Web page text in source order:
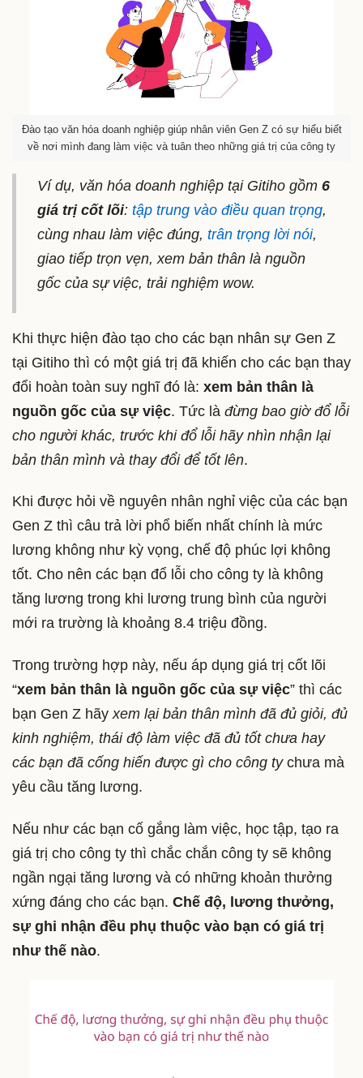
Đào tạo văn hóa doanh nghiệp giúp nhân viên Gen Z có sự hiểu biết
về nơi mình đang làm việc và tuân theo những giá trị của công ty
Ví dụ, văn hóa doanh nghiệp tại Gitiho gồm 6
giá trị cốt lõi: tập trung vào điều quan trọng,
cùng nhau làm việc đúng, trân trọng lời nói,
giao tiếp trọn vẹn, xem bản thân là nguồn
gốc của sự việc, trải nghiệm wow.
Khi thực hiện đào tạo cho các bạn nhân sự Gen Z
tại Gitiho thì có một giá trị đã khiến cho các bạn thay
đổi hoàn toàn suy nghĩ đó là: xem bản thân là
nguồn gốc của sự việc. Tức là đừng bao giờ đổ lỗi
cho người khác, trước khi đổ lỗi hãy nhìn nhận lại
bản thân mình và thay đổi để tốt lên.
Khi được hỏi về nguyên nhân nghỉ việc của các bạn
Gen Z thì câu trả lời phổ biến nhất chính là mức
lương không như kỳ vọng, chế độ phúc lợi không
tốt. Cho nên các bạn đổ lỗi cho công ty là không
tăng lương trong khi lương trung bình của người
mới ra trường là khoảng 8.4 triệu đồng.
Trong trường hợp này, nếu áp dụng giá trị cốt lõi
“xem bản thân là nguồn gốc của sự việc” thì các
bạn Gen Z hãyxem lại bản thân mình đã đủ giỏi, đủ
kinh nghiệm, thái độ làm việc đã đủ tốt chưa hay
các bạn đã cống hiến được gì cho công tychưa mà
yêu cầu tăng lương.
Nếu như các bạn cố gắng làm việc, học tập, tạo ra
giá trị cho công ty thì chắc chắn công ty sẽ không
ngần ngại tăng lương và có những khoản thưởng
xứng đáng cho các bạn. Chế độ, lương thưởng,
sự ghi nhận đều phụ thuộc vào bạn có giá trị
như thế nào.